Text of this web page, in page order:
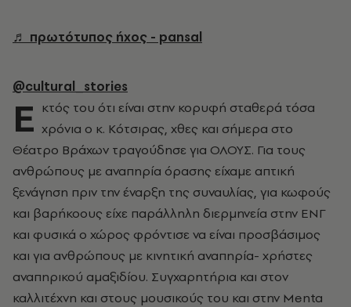
♬ πρωτότυπος ήχος - pansal
@cultural_stories
Ε κτός του ότι είναι στην κορυφή σταθερά τόσα
χρόνια ο κ. Κότσιρας, χθες και σήμερα στο
Θέατρο Βράχων τραγούδησε για ΟΛΟΥΣ. Για τους
ανθρώπους με αναπηρία όρασης είχαμε απτική
ξενάγηση πριν την έναρξη της συναυλίας, για κωφούς
και βαρήκοους είχε παράλληλη διερμηνεία στην ΕΝΓ
και φυσικά ο χώρος φρόντισε να είναι προσβάσιμος
και για ανθρώπους με κινητική αναπηρία- χρήστες
αναπηρικού αμαξιδίου. Συγχαρητήρια και στον
καλλιτέχνη και στους μουσικούς του και στην Menta